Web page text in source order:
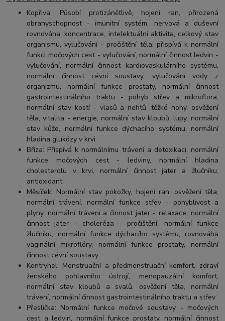
Kopřiva: Působí protizánětlivě, hojení ran, přirozená
obranyschopnost - imunitní systém, nervová a duševní
rovnováha, koncentrace, intelektuální aktivita, celkový stav
organismu, vylučování - pročištění těla, přispívá k normální
funkci močových cest - vylučování, normální činnost ledvin -
vylučování, normální činnost kardiovaskulárního systému,
normální činnost cévní soustavy, vylučování vody z
organizmu, normální funkce prostaty, normální činnost
gastrointestinálního traktu - pohyb střev a mikroflora,
normální stav kostí - vlasů a nehtů, těžké nohy, osvěžení
těla, vitalita - energie, normální stav kloubů, lupy, normální
stav kůže, normální funkce dýchacího systému, normální
hladina glukózy v krvi
Bříza: Přispívá k normálnímu trávení a detoxikaci, normální
funkce močových cest - ledviny, normální hladina
cholesterolu v krvi, normální činnost jater a žlučníku,
antioxidant
Měsíček: Normální stav pokožky, hojení ran, osvěžení těla,
normální trávení, normální funkce střev - pohyblivost a
plyny, normální trávení a činnost jater - relaxace, normální
činnost jater - choleréza - pročištění, normální funkce
žlučníku, normální funkce dýchacího systému, rovnováha
vaginální mikroflóry, normální funkce prostaty, normální
činnost cévní soustavy
Kontryhel: Menstruační a předmenstruační komfort, zdraví
ženského pohlavního ústrojí, menopauzální komfort,
normální stav kloubů a svalů, osvěžení těla, normální
trávení, normální činnost gastrointestinálního traktu a střev
Přeslička: Normální funkce močové soustavy - močových
cest a ledvin, normální funkce prostaty, normální činnost